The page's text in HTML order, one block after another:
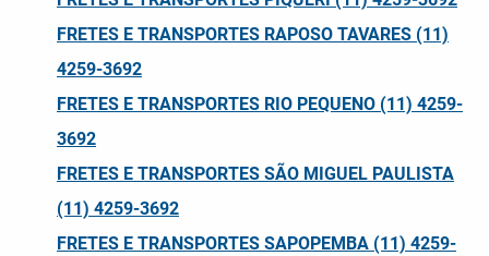
FRETES E TRANSPORTES RAPOSO TAVARES (11)
4259-3692
FRETES E TRANSPORTES RIO PEQUENO (11) 4259-
3692
FRETES E TRANSPORTES SÃO MIGUEL PAULISTA
(11) 4259-3692
FRETES E TRANSPORTES SAPOPEMBA (11) 4259-